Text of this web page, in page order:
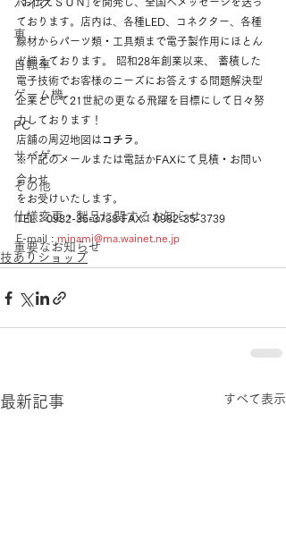
バイク
車
自転車
ゲーム機
PC
サバゲー
その他
仕様変更・製品に関するお知らせ
重要なお知らせ
ております。店内は、各種LED、コネクター、各種
線材からパーツ類・工具類まで電子製作用にほとん
ど揃えております。 昭和28年創業以来、 蓄積した
電子技術でお客様のニーズにお答えする問題解決型
企業として21世紀の更なる飛躍を目標にして日々努
力しております！
店舗の周辺地図は コチラ 。
※下記のメールまたは電話かFAXにて見積・お問い
合わせ
をお受けいたします。
TEL：0982-35-3738 FAX：0982-35-3739
E-mail : minami@ma.wainet.ne.jp
技ありショップ
最新記事 すべて表示